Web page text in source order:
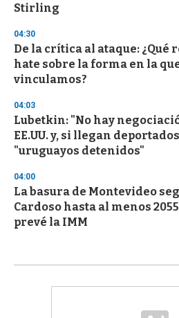
Stirling
04:30
De la crítica al ataque: ¿Qué
hate sobre la forma en la
vinculamos?
04:03
Lubetkin: "No hay
EE.UU. y, si llegan
"uruguayos detenidos"
04:00
La basura de Montevideo
Cardoso hasta al menos
prevé la IMM